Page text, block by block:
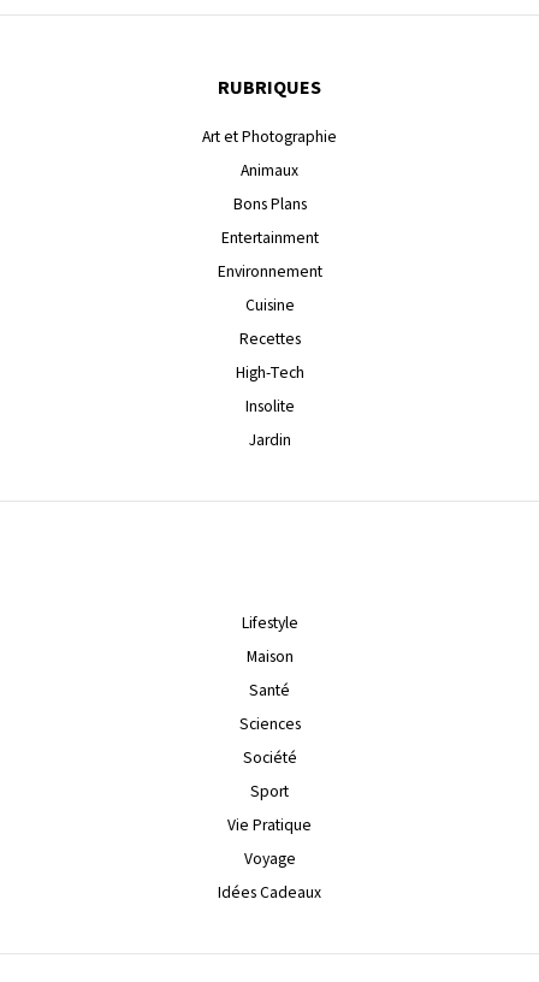
RUBRIQUES
Art et Photographie
Animaux
Bons Plans
Entertainment
Environnement
Cuisine
Recettes
High-Tech
Insolite
Jardin
Lifestyle
Maison
Santé
Sciences
Société
Sport
Vie Pratique
Voyage
Idées Cadeaux